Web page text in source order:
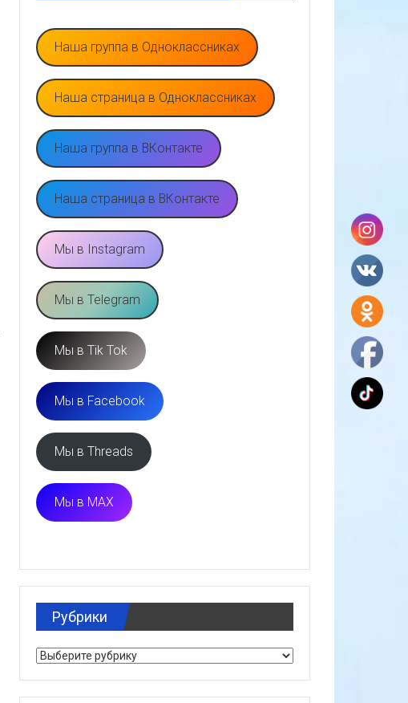
Наша группа в Одноклассниках
Наша страница в Одноклассниках
Наша группа в ВКонтакте
Наша страница в ВКонтакте
Мы в Instagram
Мы в Telegram
Мы в Tik Tok
Мы в Facebook
Мы в Threads
Мы в MAX
Рубрики
Рубрики